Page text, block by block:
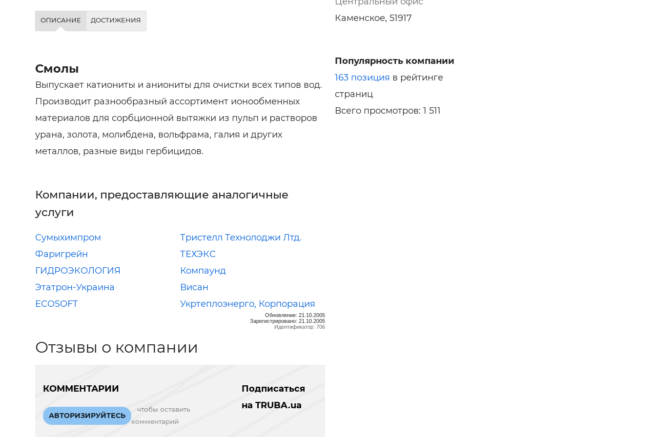
ОПИСАНИЕ ДОСТИЖЕНИЯ
Смолы
Выпускает катиониты и аниониты для очистки всех типов вод.
Производит разнообразный ассортимент ионообменных
материалов для сорбционной вытяжки из пульп и растворов
урана, золота, молибдена, вольфрама, галия и других
металлов, разные виды гербицидов.
Компании, предоставляющие аналогичные
услуги
Сумыхимпром
Тристелл Технолоджи Лтд.
Фаригрейн
ТЕХЭКС
ГИДРОЭКОЛОГИЯ
Компаунд
Этатрон-Украина
Висан
ECOSOFT
Укртеплоэнерго, Корпорация
Обновление: 21.10.2005
Зарегистрировано: 21.10.2005
Идентификатор: 706
Отзывы о компании
КОММЕНТАРИИ
АВТОРИЗИРУЙТЕСЬ
чтобы оставить
комментарий
Подписаться
на TRUBA.ua
Каменское, 51917
Популярность компании
163 позиция в рейтинге
страниц
Всего просмотров: 1 511